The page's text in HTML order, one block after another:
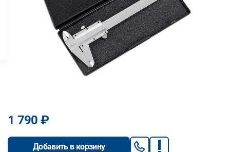
1 790 ₽
Добавить в корзину